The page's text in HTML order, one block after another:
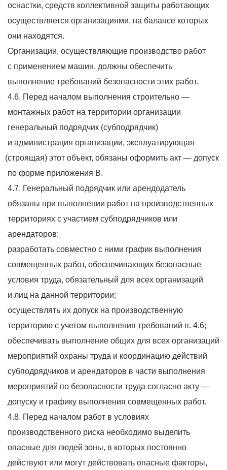
оснастки, средств коллективной защиты работающих
осуществляется организациями, на балансе которых
они находятся.
Организации, осуществляющие производство работ
с применением машин, должны обеспечить
выполнение требований безопасности этих работ.
4.6. Перед началом выполнения строительно —
монтажных работ на территории организации
генеральный подрядчик (субподрядчик)
и администрация организации, эксплуатирующая
(строящая) этот объект, обязаны оформить акт — допуск
по форме приложения В.
4.7. Генеральный подрядчик или арендодатель
обязаны при выполнении работ на производственных
территориях с участием субподрядчиков или
арендаторов:
разработать совместно с ними график выполнения
совмещенных работ, обеспечивающих безопасные
условия труда, обязательный для всех организаций
и лиц на данной территории;
осуществлять их допуск на производственную
территорию с учетом выполнения требований п. 4.6;
обеспечивать выполнение общих для всех организаций
мероприятий охраны труда и координацию действий
субподрядчиков и арендаторов в части выполнения
мероприятий по безопасности труда согласно акту —
допуску и графику выполнения совмещенных работ.
4.8. Перед началом работ в условиях
производственного риска необходимо выделить
опасные для людей зоны, в которых постоянно
действуют или могут действовать опасные факторы,